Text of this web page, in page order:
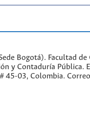
Bogotá). Facultad de
y Contaduría Pública.
45-03, Colombia.